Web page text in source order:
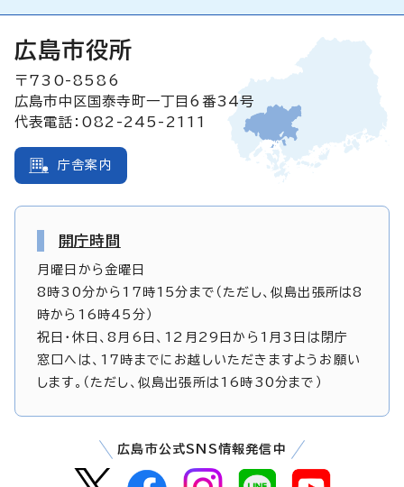
広島市役所
〒730-8586
広島市中区国泰寺町一丁目6番34号
代表電話：082-245-2111
庁舎案内
開庁時間
月曜日から金曜日
8時30分から17時15分まで（ただし、似島出張所は8
時から16時45分）
祝日・休日、8月6日、12月29日から1月3日は閉庁
窓口へは、17時までにお越しいただきますようお願い
します。（ただし、似島出張所は16時30分まで）
広島市公式SNS情報発信中